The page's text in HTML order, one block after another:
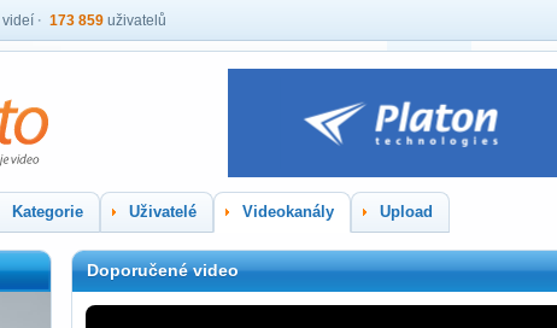
videí 173 859 uživatelů
Kategorie Uživatelé Videokanály Upload
Doporučené video